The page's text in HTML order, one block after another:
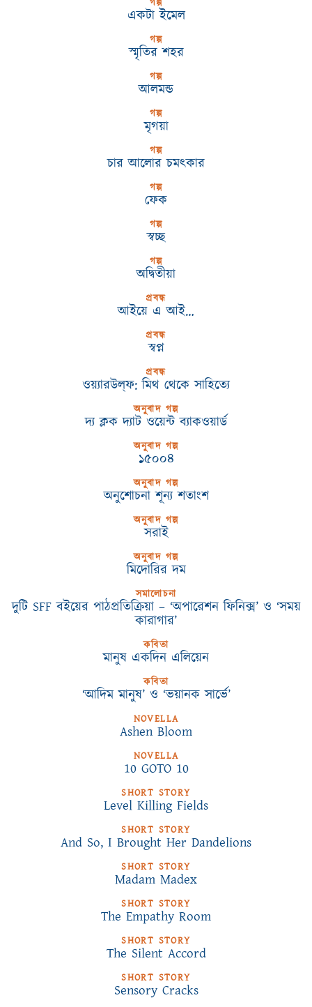
গল্প
একটা ইমেল
গল্প
স্মৃতির শহর
গল্প
আলমন্ড
গল্প
মৃগয়া
গল্প
চার আলোর চমৎকার
গল্প
ফেক
গল্প
স্বচ্ছ
গল্প
অদ্বিতীয়া
প্রবন্ধ
আইয়ে এ আই…
প্রবন্ধ
স্বপ্ন
প্রবন্ধ
ওয়্যারউল্‌ফ: মিথ থেকে সাহিত্যে
অনুবাদ গল্প
দ্য ক্লক দ্যাট ওয়েন্ট ব্যাকওয়ার্ড
অনুবাদ গল্প
১৫০০৪
অনুবাদ গল্প
অনুশোচনা শূন্য শতাংশ
অনুবাদ গল্প
সরাই
অনুবাদ গল্প
মিদোরির দম
সমালোচনা
দুটি SFF বইয়ের পাঠপ্রতিক্রিয়া – ‘অপারেশন ফিনিক্স’ ও ‘সময়
কারাগার’
কবিতা
মানুষ একদিন এলিয়েন
কবিতা
‘আদিম মানুষ’ ও ‘ভয়ানক সার্ভে’
NOVELLA
Ashen Bloom
NOVELLA
10 GOTO 10
SHORT STORY
Level Killing Fields
SHORT STORY
And So, I Brought Her Dandelions
SHORT STORY
Madam Madex
SHORT STORY
The Empathy Room
SHORT STORY
The Silent Accord
SHORT STORY
Sensory Cracks